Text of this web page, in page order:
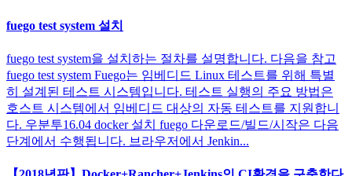
fuego test system 설치
fuego test system을 설치하는 절차를 설명합니다. 다음을 참고
fuego test system Fuego는 임베디드 Linux 테스트를 위해 특별
히 설계된 테스트 시스템입니다. 테스트 실행의 주요 방법은
호스트 시스템에서 임베디드 대상의 자동 테스트를 지원합니
다. 우분투16.04 docker 설치 fuego 다운로드/빌드/시작은 다음
단계에서 수행됩니다. 브라우저에서 Jenkin...